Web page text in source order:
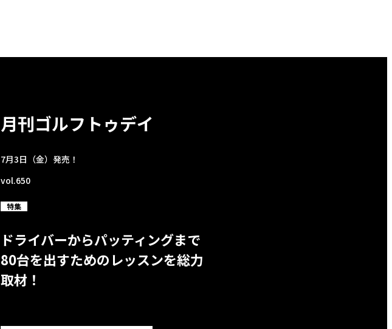
月刊ゴルフトゥデイ
7月3日（金）発売！
vol.650
特集
ドライバーからパッティングまで
80台を出すためのレッスンを総力
取材！